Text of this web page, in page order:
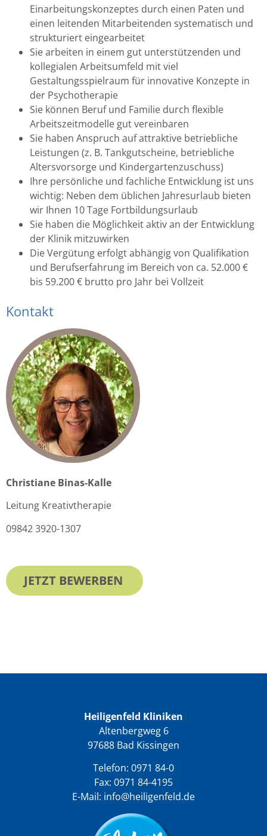
Einarbeitungskonzeptes durch einen Paten und
einen leitenden Mitarbeitenden systematisch und
strukturiert eingearbeitet
Sie arbeiten in einem gut unterstützenden und
kollegialen Arbeitsumfeld mit viel
Gestaltungsspielraum für innovative Konzepte in
der Psychotherapie
Sie können Beruf und Familie durch flexible
Arbeitszeitmodelle gut vereinbaren
Sie haben Anspruch auf attraktive betriebliche
Leistungen (z. B. Tankgutscheine, betriebliche
Altersvorsorge und Kindergartenzuschuss)
Ihre persönliche und fachliche Entwicklung ist uns
wichtig: Neben dem üblichen Jahresurlaub bieten
wir Ihnen 10 Tage Fortbildungsurlaub
Sie haben die Möglichkeit aktiv an der Entwicklung
der Klinik mitzuwirken
Die Vergütung erfolgt abhängig von Qualifikation
und Berufserfahrung im Bereich von ca. 52.000 €
bis 59.200 € brutto pro Jahr bei Vollzeit
Kontakt
Christiane Binas-Kalle
Leitung Kreativtherapie
09842 3920-1307
JETZT BEWERBEN
Heiligenfeld Kliniken
Altenbergweg 6
97688 Bad Kissingen
Telefon: 0971 84-0
Fax: 0971 84-4195
E-Mail: info@heiligenfeld.de